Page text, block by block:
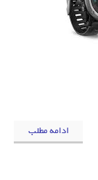
ادامه مطلب